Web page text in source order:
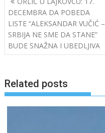
navigation
DECEMBRA DA POBEDA
LISTE “ALEKSANDAR VUČIĆ –
SRBIJA NE SME DA STANE”
BUDE SNAŽNA I UBEDLJIVA
Related posts